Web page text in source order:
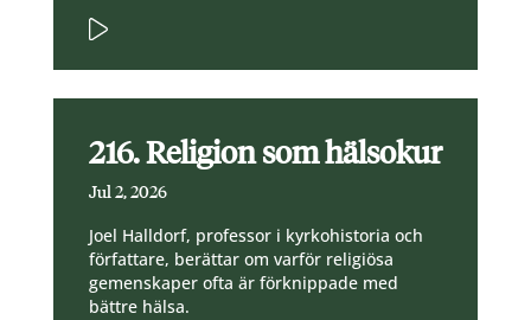
216. Religion som hälsokur
Jul 2, 2026
Joel Halldorf, professor i kyrkohistoria och
författare, berättar om varför religiösa
gemenskaper ofta är förknippade med
bättre hälsa.